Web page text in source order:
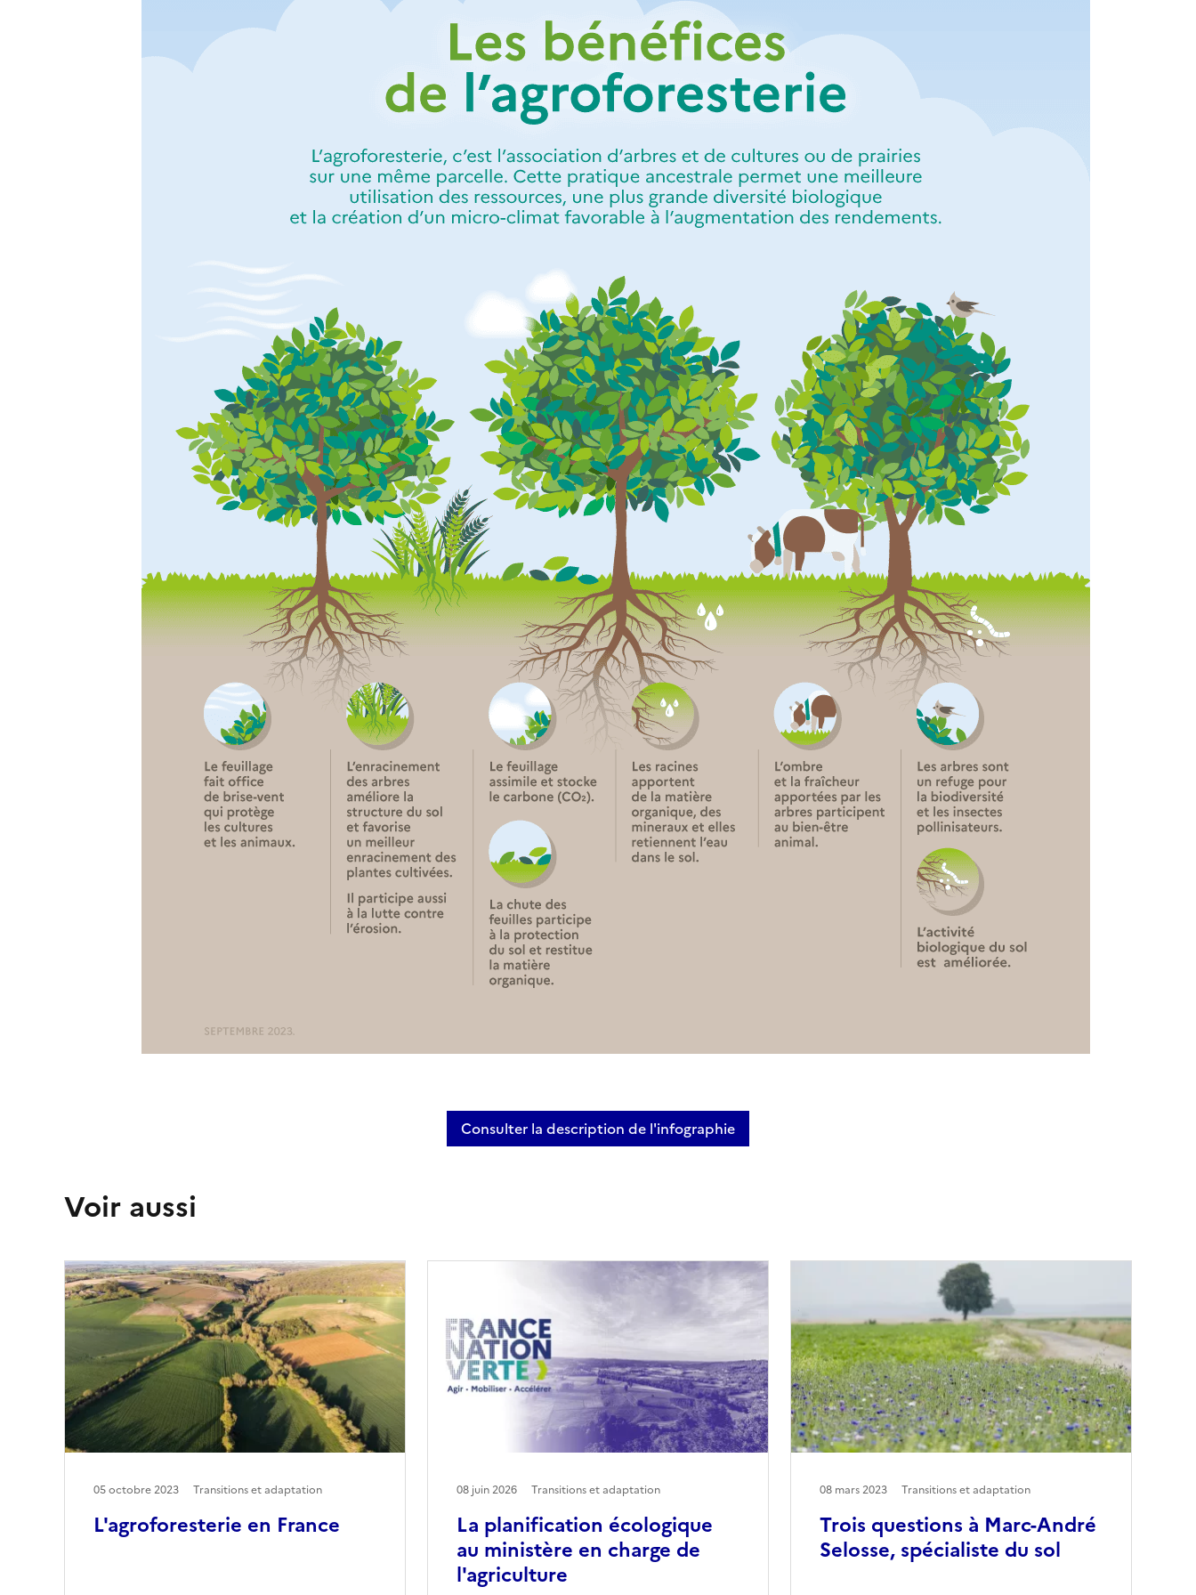
Consulter la description de l'infographie
Infographie - Les bénéfices de l'agroforesterie
Voir aussi
L'agroforesterie en France
05 octobre 2023 Transitions et adaptation
La planification écologique
au ministère en charge de
l'agriculture
08 juin 2026 Transitions et adaptation
Trois questions à Marc-André
Selosse, spécialiste du sol
08 mars 2023 Transitions et adaptation